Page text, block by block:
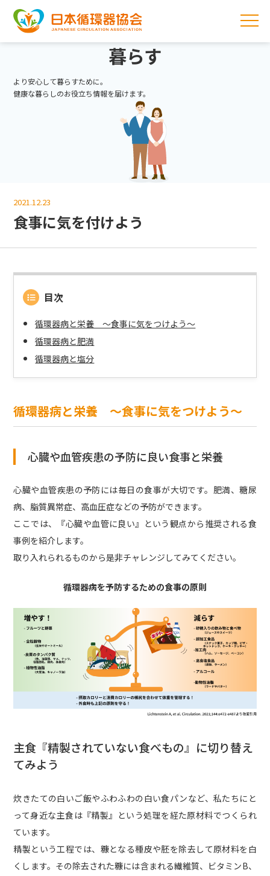
暮らす
より安心して暮らすために。
健康な暮らしのお役立ち情報を届けます。
2021.12.23
食事に気を付けよう
目次
循環器病と栄養 ～食事に気をつけよう～
循環器病と肥満
循環器病と塩分
循環器病と栄養 ～食事に気をつけよう～
心臓や血管疾患の予防に良い食事と栄養
心臓や血管疾患の予防には毎日の食事が大切です。肥満、糖尿
病、脂質異常症、高血圧症などの予防ができます。
ここでは、『心臓や血管に良い』という観点から推奨される食
事例を紹介します。
取り入れられるものから是非チャレンジしてみてください。
循環器病を予防するための食事の原則
主食『精製されていない食べもの』に切り替え
てみよう
炊きたての白いご飯やふわふわの白い食パンなど、私たちにと
って身近な主食は『精製』という処理を経た原材料でつくられ
ています。
精製という工程では、糠となる種皮や胚を除去して原材料を白
くします。その除去された糠には含まれる繊維質、ビタミンB、